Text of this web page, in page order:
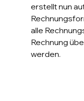
erstellt nun
alle
Rechnung
werden.